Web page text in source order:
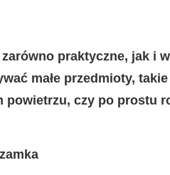
praktyczne, jak i
małe przedmioty,
powietrzu, czy po prostu